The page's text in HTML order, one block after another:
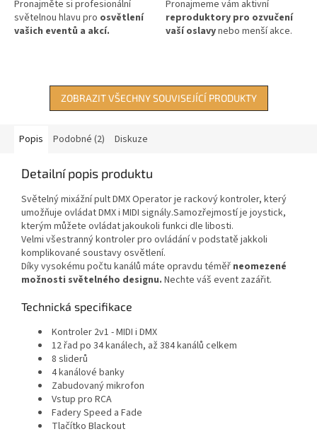
Pronajměte si profesionální
světelnou hlavu pro osvětlení
vašich eventů a akcí.
Pronajmeme vám aktivní
reproduktory pro ozvučení
vaší oslavynebo menší akce.
ZOBRAZIT VŠECHNY SOUVISEJÍCÍ PRODUKTY
Popis Podobné (2) Diskuze
Detailní popis produktu
Světelný mixážní pult DMX Operator je rackový kontroler, který
umožňuje ovládat DMX i MIDI signály.Samozřejmostí je joystick,
kterým můžete ovládat jakoukoli funkci dle libosti.
Velmi všestranný kontroler pro ovládání v podstatě jakkoli
komplikované soustavy osvětlení.
Díky vysokému počtu kanálů máte opravdu téměř neomezené
možnosti světelného designu. Nechte váš event zazářit.
Technická specifikace
Kontroler 2v1 - MIDI i DMX
12 řad po 34 kanálech, až 384 kanálů celkem
8 sliderů
4 kanálové banky
Zabudovaný mikrofon
Vstup pro RCA
Fadery Speed a Fade
Tlačítko Blackout